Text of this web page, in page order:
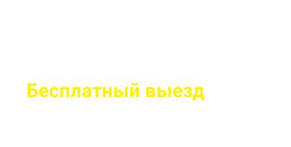
Бесплатный выезд